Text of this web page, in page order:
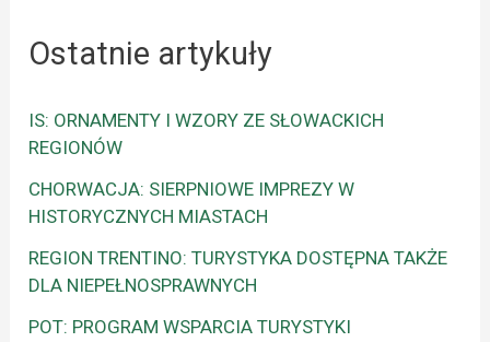
Ostatnie artykuły
IS: ORNAMENTY I WZORY ZE SŁOWACKICH
REGIONÓW
CHORWACJA: SIERPNIOWE IMPREZY W
HISTORYCZNYCH MIASTACH
REGION TRENTINO: TURYSTYKA DOSTĘPNA TAKŻE
DLA NIEPEŁNOSPRAWNYCH
POT: PROGRAM WSPARCIA TURYSTYKI